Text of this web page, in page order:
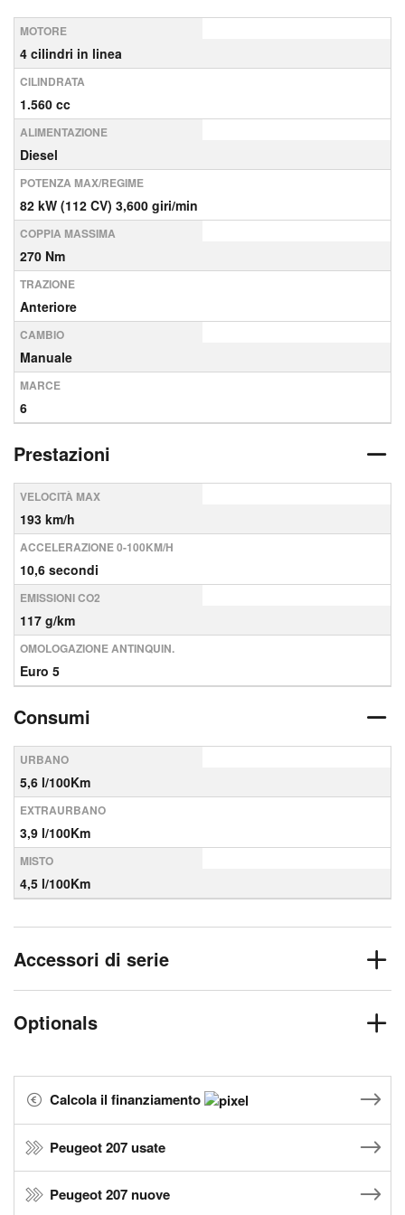
MOTORE
4 cilindri in linea
CILINDRATA
1.560 cc
ALIMENTAZIONE
Diesel
POTENZA MAX/REGIME
82 kW (112 CV) 3,600 giri/min
COPPIA MASSIMA
270 Nm
TRAZIONE
Anteriore
CAMBIO
Manuale
MARCE
6
Prestazioni
VELOCITÀ MAX
193 km/h
ACCELERAZIONE 0-100KM/H
10,6 secondi
EMISSIONI CO2
117 g/km
OMOLOGAZIONE ANTINQUIN.
Euro 5
Consumi
URBANO
5,6 l/100Km
EXTRAURBANO
3,9 l/100Km
MISTO
4,5 l/100Km
Accessori di serie
Optionals
Calcola il finanziamento
Peugeot 207 usate
Peugeot 207 nuove